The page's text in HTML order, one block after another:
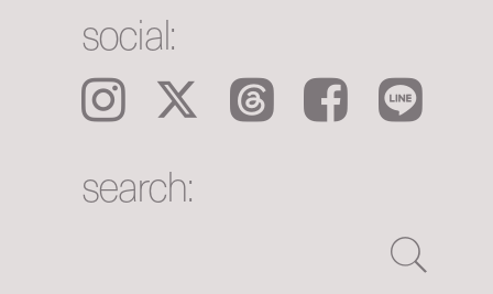
social:
Instagram 𝕏 Threads Facebook LINE
search: